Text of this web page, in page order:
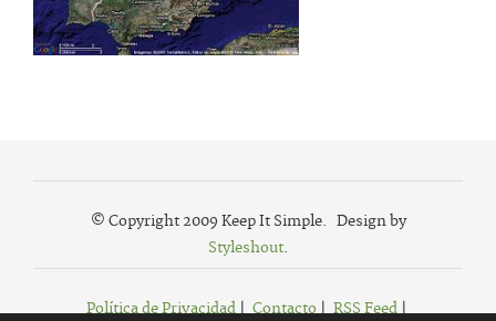
© Copyright 2009 Keep It Simple. Design by
Styleshout.
Política de Privacidad| Contacto| RSS Feed|